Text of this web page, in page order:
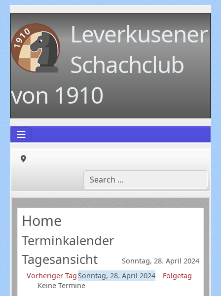
Leverkusener
Schachclub
von 1910
Home
Terminkalender
Tagesansicht
Sonntag, 28. April 2024
Vorheriger TagSonntag, 28. April 2024
Folgetag
Keine Termine